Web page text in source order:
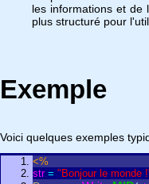
les informations et de
plus structuré pour
Exemple
Voici quelques exemples
<%
str = "Bonjour le monde